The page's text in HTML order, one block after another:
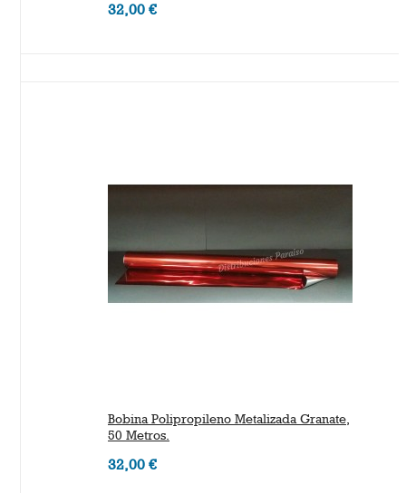
32,00 €
Bobina Polipropileno Metalizada Granate,
50 Metros.
32,00 €